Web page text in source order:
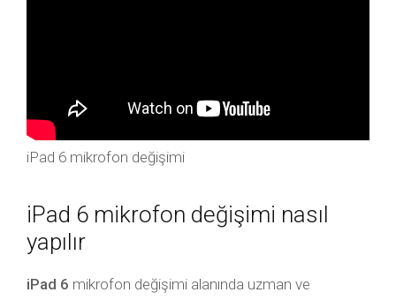
iPad 6 mikrofon değişimi
iPad 6 mikrofon değişimi nasıl
yapılır
iPad 6 mikrofon değişimi alanında uzman ve